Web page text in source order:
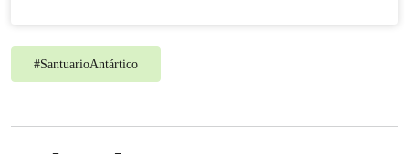
#SantuarioAntártico